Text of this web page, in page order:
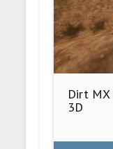
Dirt MX
3D